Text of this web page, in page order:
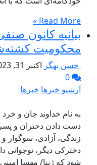
Read More »
بیانیه کانون
محکومیت
حسن بهگر اکتبر 31, 2023
آرشیو خبرها خبرها
به نام خداوند جان و
دست دادن دختران و
زندگی، آزادی، سوگوار
دخترکی دیگر، نوجوانی
شود که ژینا/ مهسا